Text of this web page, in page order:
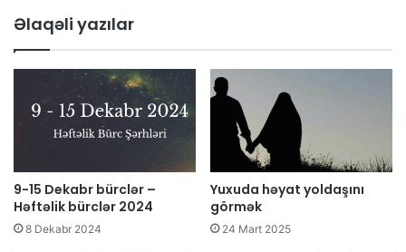
Əlaqəli yazılar
9-15 Dekabr bürclər –
Həftəlik bürclər 2024
8 Dekabr 2024
Yuxuda həyat yoldaşını
görmək
24 Mart 2025